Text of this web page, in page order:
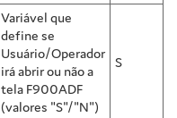
Variável que
define se
Usuário/Operador
irá abrir ou não a
tela F900ADF
(valores "S"/"N")
S